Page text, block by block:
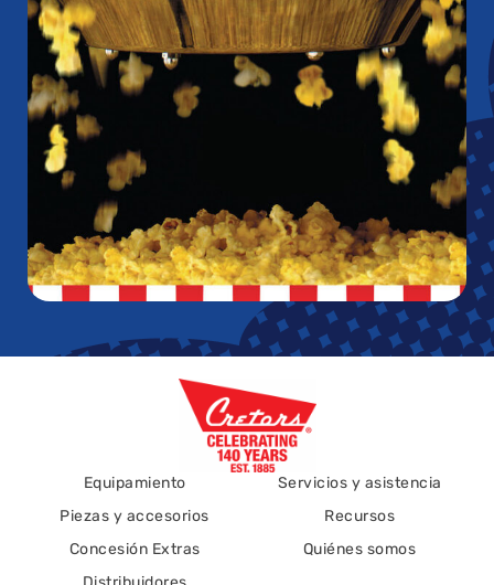
Equipamiento
Piezas y accesorios
Concesión Extras
Servicios y asistencia
Recursos
Quiénes somos